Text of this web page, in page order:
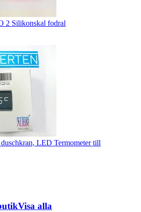
2 Silikonskal fodral
LED Termometer till
Visa alla